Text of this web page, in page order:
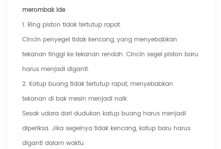
merombak ide
1. Ring piston tidak tertutup rapat.
Cincin penyegel tidak kencang, yang menyebabkan
tekanan tinggi ke tekanan rendah. Cincin segel piston baru
harus menjadi diganti.
2. Katup buang tidak tertutup rapat, menyebabkan
tekanan di bak mesin menjadi naik.
Sesak udara dari dudukan katup buang harus menjadi
diperiksa. Jika segelnya tidak kencang, katup baru harus
diganti dalam waktu.